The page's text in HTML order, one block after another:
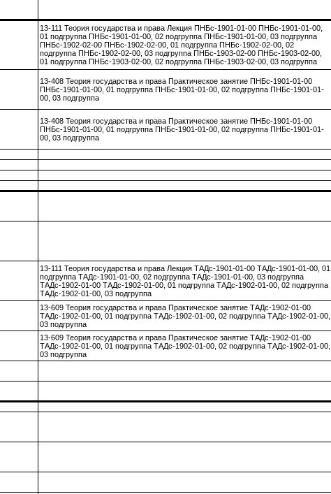
13-111 Теория государства и права Лекция ПНБс-1901-01-00 ПНБс-1901-01-00,
01 подгруппа ПНБс-1901-01-00, 02 подгруппа ПНБс-1901-01-00, 03 подгруппа
ПНБс-1902-02-00 ПНБс-1902-02-00, 01 подгруппа ПНБс-1902-02-00, 02
подгруппа ПНБс-1902-02-00, 03 подгруппа ПНБс-1903-02-00 ПНБс-1903-02-00,
01 подгруппа ПНБс-1903-02-00, 02 подгруппа ПНБс-1903-02-00, 03 подгруппа
13-408 Теория государства и права Практическое занятие ПНБс-1901-01-00
ПНБс-1901-01-00, 01 подгруппа ПНБс-1901-01-00, 02 подгруппа ПНБс-1901-01-
00, 03 подгруппа
13-408 Теория государства и права Практическое занятие ПНБс-1901-01-00
ПНБс-1901-01-00, 01 подгруппа ПНБс-1901-01-00, 02 подгруппа ПНБс-1901-01-
00, 03 подгруппа
13-111 Теория государства и права Лекция ТАДс-1901-01-00 ТАДс-1901-01-00, 01
подгруппа ТАДс-1901-01-00, 02 подгруппа ТАДс-1901-01-00, 03 подгруппа
ТАДс-1902-01-00 ТАДс-1902-01-00, 01 подгруппа ТАДс-1902-01-00, 02 подгруппа
ТАДс-1902-01-00, 03 подгруппа
13-609 Теория государства и права Практическое занятие ТАДс-1902-01-00
ТАДс-1902-01-00, 01 подгруппа ТАДс-1902-01-00, 02 подгруппа ТАДс-1902-01-00,
03 подгруппа
13-609 Теория государства и права Практическое занятие ТАДс-1902-01-00
ТАДс-1902-01-00, 01 подгруппа ТАДс-1902-01-00, 02 подгруппа ТАДс-1902-01-00,
03 подгруппа